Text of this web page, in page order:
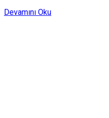
Devamını Oku